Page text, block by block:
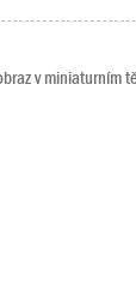
v miniaturním